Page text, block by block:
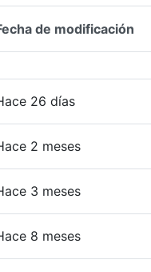
de modificación
26 días
2 meses
3 meses
8 meses